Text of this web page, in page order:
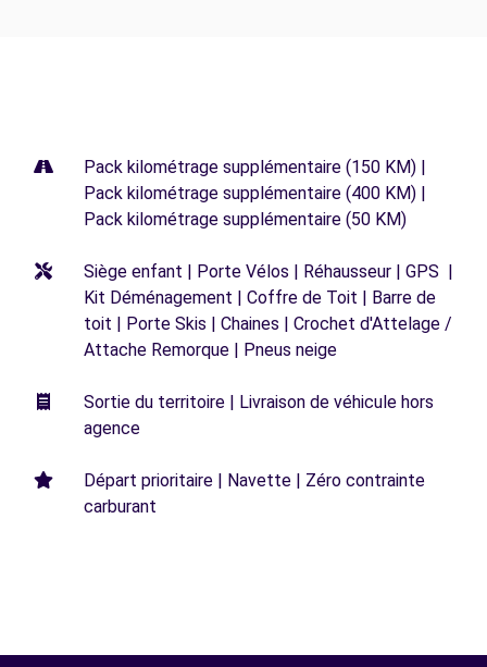
Pack kilométrage supplémentaire (150 KM) |
Pack kilométrage supplémentaire (400 KM) |
Pack kilométrage supplémentaire (50 KM)
Siège enfant | Porte Vélos | Réhausseur | GPS |
Kit Déménagement | Coffre de Toit | Barre de
toit | Porte Skis | Chaines | Crochet d'Attelage /
Attache Remorque | Pneus neige
Sortie du territoire | Livraison de véhicule hors
agence
Départ prioritaire | Navette | Zéro contrainte
carburant